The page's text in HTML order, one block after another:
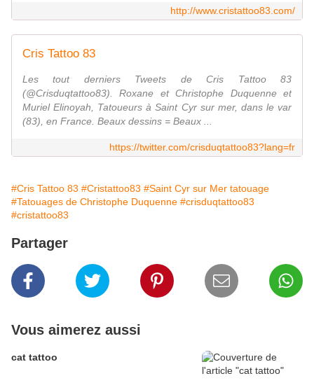
http://www.cristattoo83.com/
Cris Tattoo 83
Les tout derniers Tweets de Cris Tattoo 83
(@Crisduqtattoo83). Roxane et Christophe Duquenne et
Muriel Elinoyah, Tatoueurs à Saint Cyr sur mer, dans le var
(83), en France. Beaux dessins = Beaux ...
https://twitter.com/crisduqtattoo83?lang=fr
#Cris Tattoo 83 #Cristattoo83 #Saint Cyr sur Mer tatouage
#Tatouages de Christophe Duquenne #crisduqtattoo83
#cristattoo83
Partager
Vous aimerez aussi
cat tattoo